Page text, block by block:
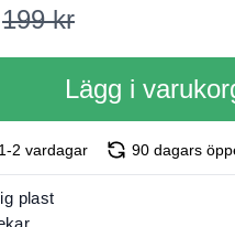
199 kr
Lägg i
2 vardagar 90 dagars
plast